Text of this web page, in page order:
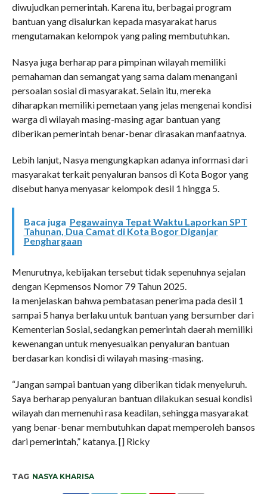
diwujudkan pemerintah. Karena itu, berbagai program
bantuan yang disalurkan kepada masyarakat harus
mengutamakan kelompok yang paling membutuhkan.
Nasya juga berharap para pimpinan wilayah memiliki
pemahaman dan semangat yang sama dalam menangani
persoalan sosial di masyarakat. Selain itu, mereka
diharapkan memiliki pemetaan yang jelas mengenai kondisi
warga di wilayah masing-masing agar bantuan yang
diberikan pemerintah benar-benar dirasakan manfaatnya.
Lebih lanjut, Nasya mengungkapkan adanya informasi dari
masyarakat terkait penyaluran bansos di Kota Bogor yang
disebut hanya menyasar kelompok desil 1 hingga 5.
Baca juga Pegawainya Tepat Waktu Laporkan SPT
Tahunan, Dua Camat di Kota Bogor Diganjar
Penghargaan
Menurutnya, kebijakan tersebut tidak sepenuhnya sejalan
dengan Kepmensos Nomor 79 Tahun 2025.
Ia menjelaskan bahwa pembatasan penerima pada desil 1
sampai 5 hanya berlaku untuk bantuan yang bersumber dari
Kementerian Sosial, sedangkan pemerintah daerah memiliki
kewenangan untuk menyesuaikan penyaluran bantuan
berdasarkan kondisi di wilayah masing-masing.
“Jangan sampai bantuan yang diberikan tidak menyeluruh.
Saya berharap penyaluran bantuan dilakukan sesuai kondisi
wilayah dan memenuhi rasa keadilan, sehingga masyarakat
yang benar-benar membutuhkan dapat memperoleh bansos
dari pemerintah,” katanya. [] Ricky
TAG NASYA KHARISA